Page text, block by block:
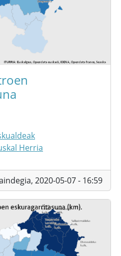
Herria
2020-05-07 - 16:59